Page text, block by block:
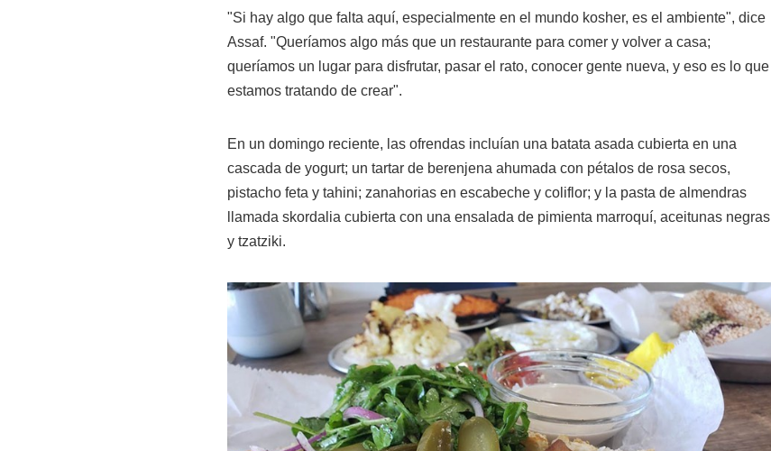
"Si hay algo que falta aquí, especialmente en el mundo kosher, es el ambiente", dice
Assaf. "Queríamos algo más que un restaurante para comer y volver a casa;
queríamos un lugar para disfrutar, pasar el rato, conocer gente nueva, y eso es lo que
estamos tratando de crear".
En un domingo reciente, las ofrendas incluían una batata asada cubierta en una
cascada de yogurt; un tartar de berenjena ahumada con pétalos de rosa secos,
pistacho feta y tahini; zanahorias en escabeche y coliflor; y la pasta de almendras
llamada skordalia cubierta con una ensalada de pimienta marroquí, aceitunas negras
y tzatziki.